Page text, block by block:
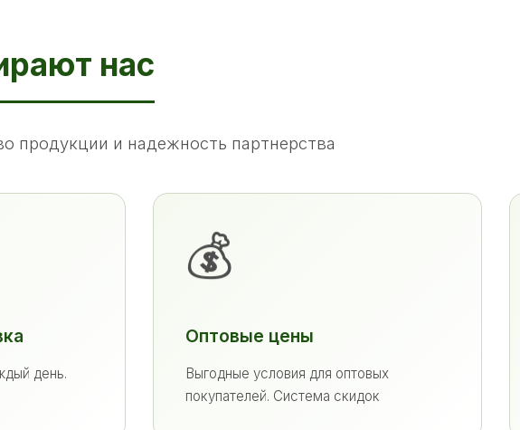
нас
продукции и надежность партнерства
день.
💰
Оптовые цены
Выгодные условия для оптовых
покупателей. Система скидок